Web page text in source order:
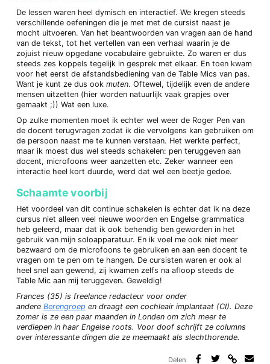
De lessen waren heel dymisch en interactief. We kregen steeds
verschillende oefeningen die je met met de cursist naast je
mocht uitvoeren. Van het beantwoorden van vragen aan de hand
van de tekst, tot het vertellen van een verhaal waarin je de
zojuist nieuw opgedane vocabulaire gebruikte. Zo waren er dus
steeds zes koppels tegelijk in gesprek met elkaar. En toen kwam
voor het eerst de afstandsbediening van de Table Mics van pas.
Want je kunt ze dus ook muten. Oftewel, tijdelijk even de andere
mensen uitzetten (hier worden natuurlijk vaak grapjes over
gemaakt ;)) Wat een luxe.
Op zulke momenten moet ik echter wel weer de Roger Pen van
de docent terugvragen zodat ik die vervolgens kan gebruiken om
de persoon naast me te kunnen verstaan. Het werkte perfect,
maar ik moest dus wel steeds schakelen: pen teruggeven aan
docent, microfoons weer aanzetten etc. Zeker wanneer een
interactie heel kort duurde, werd dat wel een beetje gedoe.
Schaamte voorbij
Het voordeel van dit continue schakelen is echter dat ik na deze
cursus niet alleen veel nieuwe woorden en Engelse grammatica
heb geleerd, maar dat ik ook behendig ben geworden in het
gebruik van mijn soloapparatuur. En ik voel me ook niet meer
bezwaard om de microfoons te gebruiken en aan een docent te
vragen om te pen om te hangen. De cursisten waren er ook al
heel snel aan gewend, zij kwamen zelfs na afloop steeds de
Table Mic aan mij teruggeven. Geweldig!
Frances (35) is freelance redacteur voor onder
andere Berengroepen draagt een cochleair implantaat (CI). Deze
zomer is ze een paar maanden in Londen om zich meer te
verdiepen in haar Engelse roots. Voor doof schrijft ze columns
over interessante dingen die ze meemaakt als slechthorende.
Delen